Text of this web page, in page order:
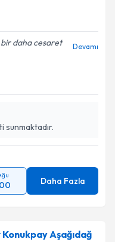
daha cesaret
Devamı
sunmaktadır.
Daha Fazla
Aşağıdağ